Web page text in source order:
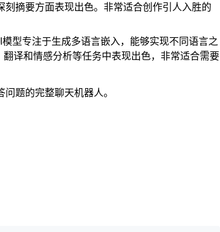
摘要方面表现出色。非常适合创作引人入胜的
模型专注于生成多语言嵌入，能够实现不同语言之
译和情感分析等任务中表现出色，非常适合需要
题的完整聊天机器人。